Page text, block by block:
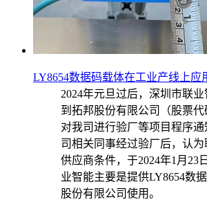
LY8654数据码载体在工业产线上应
2024年元旦过后，深圳市联
到拓邦股份有限公司（股票代
对我司进行验厂等项目程序
司相关同事经过验厂后，认
供应商条件，于2024年1月23
业智能主要是提供LY8654数
股份有限公司使用。